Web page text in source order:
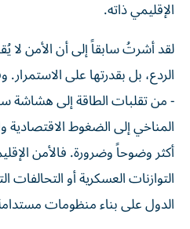
الإقليمي ذاته.
لقد أشرتُ سابقاً إلى أن الأمن
الردع، بل بقدرتها على
- من تقلبات الطاقة إلى هشاشة
المناخي إلى الضغوط الاقتصادية
أكثر وضوحاً وضرورة. فالأمن
التوازنات العسكرية أو التحالفات
الدول على بناء منظومات